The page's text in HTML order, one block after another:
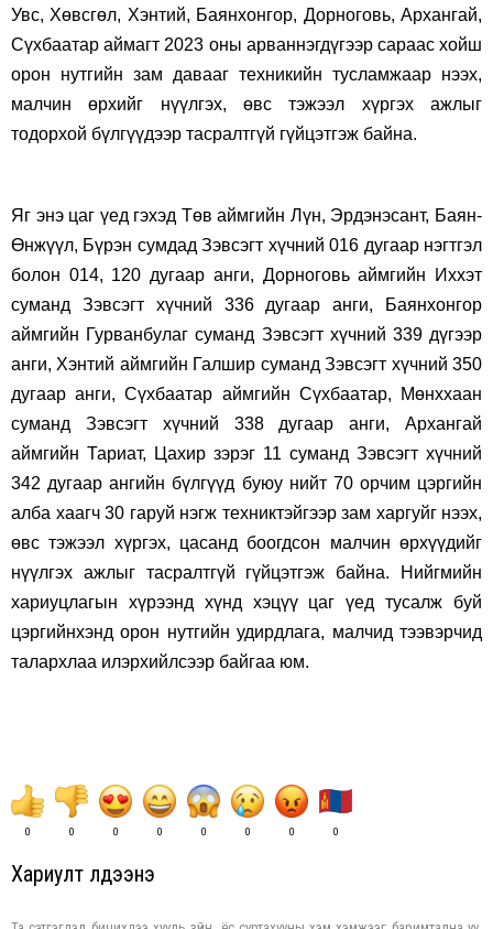
Увс, Хөвсгөл, Хэнтий, Баянхонгор, Дорноговь, Архангай,
Сүхбаатар аймагт 2023 оны арваннэгдүгээр сараас хойш
орон нутгийн зам давааг техникийн тусламжаар нээх,
малчин өрхийг нүүлгэх, өвс тэжээл хүргэх ажлыг
тодорхой бүлгүүдээр тасралтгүй гүйцэтгэж байна.
Яг энэ цаг үед гэхэд Төв аймгийн Лүн, Эрдэнэсант, Баян-
Өнжүүл, Бүрэн сумдад Зэвсэгт хүчний 016 дугаар нэгтгэл
болон 014, 120 дугаар анги, Дорноговь аймгийн Иххэт
суманд Зэвсэгт хүчний 336 дугаар анги, Баянхонгор
аймгийн Гурванбулаг суманд Зэвсэгт хүчний 339 дүгээр
анги, Хэнтий аймгийн Галшир суманд Зэвсэгт хүчний 350
дугаар анги, Сүхбаатар аймгийн Сүхбаатар, Мөнххаан
суманд Зэвсэгт хүчний 338 дугаар анги, Архангай
аймгийн Тариат, Цахир зэрэг 11 суманд Зэвсэгт хүчний
342 дугаар ангийн бүлгүүд буюу нийт 70 орчим цэргийн
алба хаагч 30 гаруй нэгж техниктэйгээр зам харгуйг нээх,
өвс тэжээл хүргэх, цасанд боогдсон малчин өрхүүдийг
нүүлгэх ажлыг тасралтгүй гүйцэтгэж байна. Нийгмийн
хариуцлагын хүрээнд хүнд хэцүү цаг үед тусалж буй
цэргийнхэнд орон нутгийн удирдлага, малчид тээвэрчид
талархлаа илэрхийлсээр байгаа юм.
0 0 0 0 0 0 0 0
Хариулт үлдээнэ үү